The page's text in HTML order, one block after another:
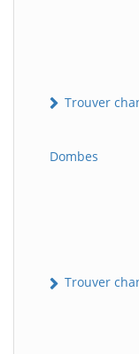
Trouver
Dombes
Trouver